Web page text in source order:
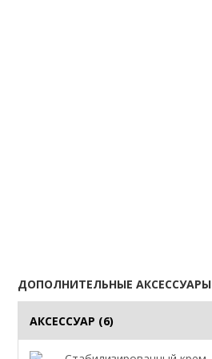
ДОПОЛНИТЕЛЬНЫЕ АКСЕССУАРЫ
АКСЕССУАР (6)